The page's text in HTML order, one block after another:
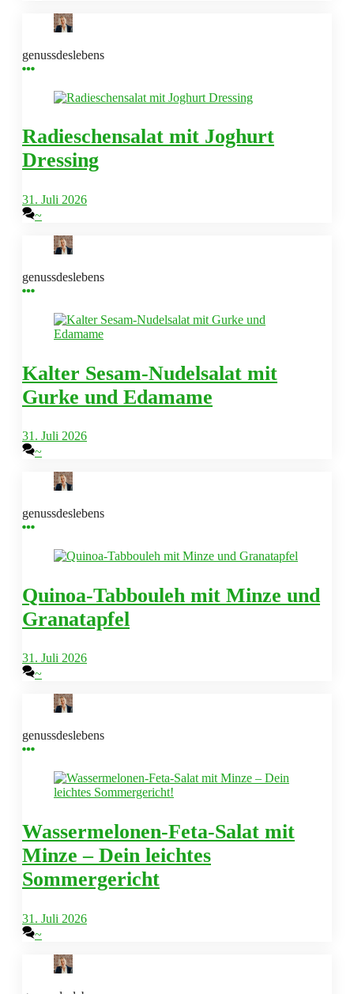
genussdeslebens
Radieschensalat mit Joghurt
Dressing
31. Juli 2026
~
genussdeslebens
Kalter Sesam-Nudelsalat mit
Gurke und Edamame
31. Juli 2026
~
genussdeslebens
Quinoa-Tabbouleh mit Minze und
Granatapfel
31. Juli 2026
~
genussdeslebens
Wassermelonen-Feta-Salat mit
Minze – Dein leichtes
Sommergericht
31. Juli 2026
~